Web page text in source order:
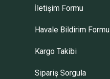
İletişim Formu
Havale Bildirim Formu
Kargo Takibi
Sipariş Sorgula